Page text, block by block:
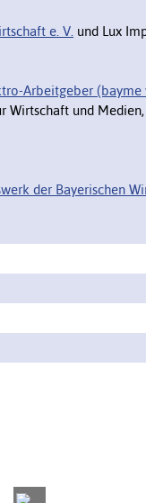
e. V. und Lux
Arbeitgeber (bayme
Wirtschaft und
der Bayerischen